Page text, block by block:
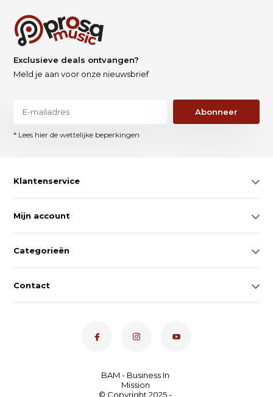
Exclusieve deals ontvangen?
Meld je aan voor onze nieuwsbrief
Abonneer
* Lees hier de wettelijke beperkingen
Klantenservice
Mijn account
Categorieën
Contact